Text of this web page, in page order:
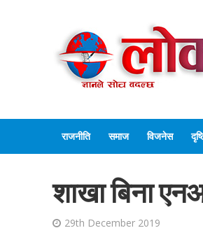
राजनीति समाज विजनेस
शाखा बिना
29th December 2019